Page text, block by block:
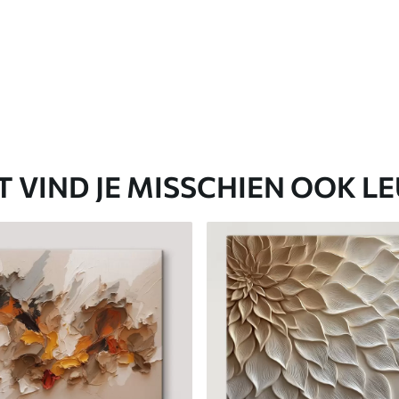
VIND JE MISSCHIEN OOK